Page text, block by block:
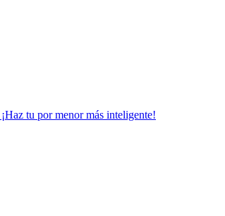
¡Haz tu por menor más inteligente!